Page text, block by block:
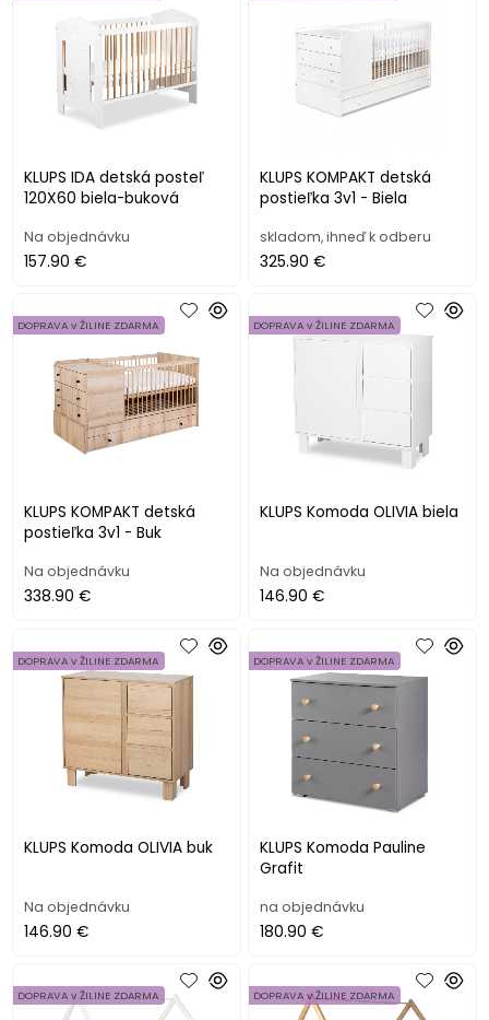
KLUPS IDA detská posteľ
120X60 biela-buková
Na objednávku
157.90 €
KLUPS KOMPAKT detská
postieľka 3v1 - Biela
skladom, ihneď k odberu
325.90 €
KLUPS KOMPAKT detská
postieľka 3v1 - Buk
DOPRAVA v ŽILINE ZDARMA
Na objednávku
338.90 €
KLUPS Komoda OLIVIA biela
DOPRAVA v ŽILINE ZDARMA
Na objednávku
146.90 €
KLUPS Komoda OLIVIA buk
DOPRAVA v ŽILINE ZDARMA
Na objednávku
146.90 €
KLUPS Komoda Pauline
Grafit
DOPRAVA v ŽILINE ZDARMA
na objednávku
180.90 €
DOPRAVA v ŽILINE ZDARMA DOPRAVA v ŽILINE ZDARMA